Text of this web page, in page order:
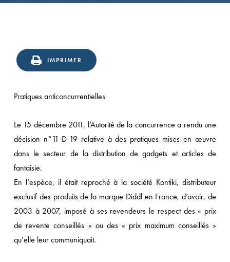
IMPRIMER
Pratiques anticoncurrentielles
Le 15 décembre 2011, l’Autorité de la concurrence a rendu une
décision n°11-D-19 relative à des pratiques mises en œuvre
dans le secteur de la distribution de gadgets et articles de
fantaisie.
En l’espèce, il était reproché à la société Kontiki, distributeur
exclusif des produits de la marque Diddl en France, d’avoir, de
2003 à 2007, imposé à ses revendeurs le respect des « prix
de revente conseillés » ou des « prix maximum conseillés »
qu’elle leur communiquait.